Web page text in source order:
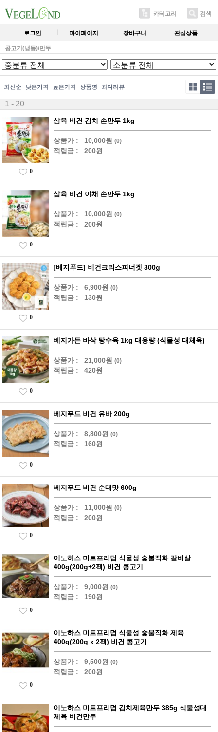
카테고리 검색
로그인 마이페이지 장바구니 관심상품
콩고기(냉동)/만두
최신순 낮은가격 높은가격 상품명 최다리뷰
1 - 20
삼육 비건 김치 손만두 1kg
상품가 : 10,000원 (0)
적립금 : 200원
0
삼육 비건 야채 손만두 1kg
상품가 : 10,000원 (0)
적립금 : 200원
0
[베지푸드] 비건크리스피너겟 300g
상품가 : 6,900원 (0)
적립금 : 130원
0
베지가든 바삭 탕수육 1kg 대용량 (식물성 대체육)
상품가 : 21,000원 (0)
적립금 : 420원
0
베지푸드 비건 유바 200g
상품가 : 8,800원 (0)
적립금 : 160원
0
베지푸드 비건 순대맛 600g
상품가 : 11,000원 (0)
적립금 : 200원
0
이노하스 미트프리덤 식물성 숯불직화 갈비살
400g(200g+2팩) 비건 콩고기
상품가 : 9,000원 (0)
적립금 : 190원
0
이노하스 미트프리덤 식물성 숯불직화 제육
400g(200g x 2팩) 비건 콩고기
상품가 : 9,500원 (0)
적립금 : 200원
0
이노하스 미트프리덤 김치제육만두 385g 식물성대
체육 비건만두